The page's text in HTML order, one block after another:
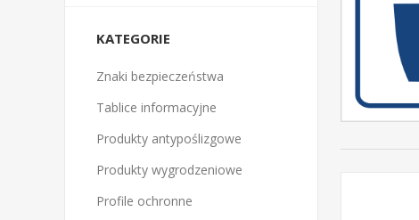
KATEGORIE
Znaki bezpieczeństwa
Tablice informacyjne
Produkty antypoślizgowe
Produkty wygrodzeniowe
Profile ochronne